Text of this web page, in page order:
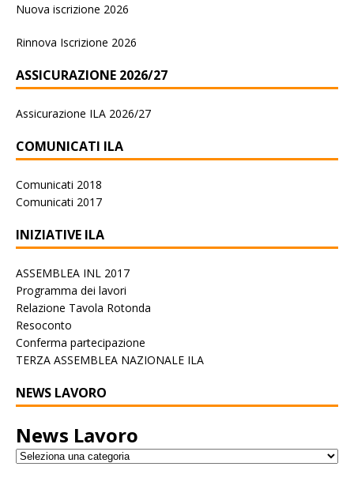
Nuova iscrizione 2026
Rinnova Iscrizione 2026
ASSICURAZIONE 2026/27
Assicurazione ILA 2026/27
COMUNICATI ILA
Comunicati 2018
Comunicati 2017
INIZIATIVE ILA
ASSEMBLEA INL 2017
Programma dei lavori
Relazione Tavola Rotonda
Resoconto
Conferma partecipazione
TERZA ASSEMBLEA NAZIONALE ILA
NEWS LAVORO
News Lavoro